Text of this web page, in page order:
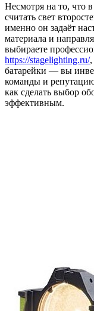
Несмотря на то, что
считать свет
именно он задаёт
материала и
выбираете
https://stagelighting.ru/,
батарейки — вы
команды и
как сделать выбор
эффективным.